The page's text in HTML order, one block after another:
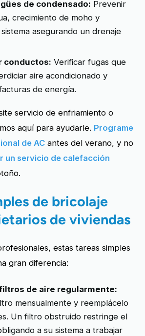
de condensado: Prevenir
crecimiento de moho y
asegurando un drenaje
conductos: Verificar fugas que
aire acondicionado y
de energía.
servicio de enfriamiento o
aquí para ayudarle. Programe
de AC antes del verano, y no
un servicio de calefacción
de bricolaje
de viviendas
estas tareas simples
gran diferencia:
de aire regularmente:
mensualmente y reemplácelo
Un filtro obstruido restringe el
a su sistema a trabajar